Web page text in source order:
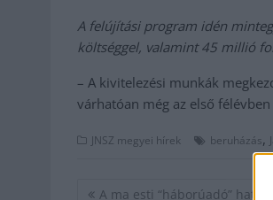
A felújítási program idén
költséggel, valamint 45 millió
– A kivitelezési munkák
várhatóan még az első
JNSZ megyei hírek beruházás,
Bejegyzés
A ma esti “háborúadó”